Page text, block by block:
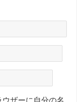
ザーに自分の名